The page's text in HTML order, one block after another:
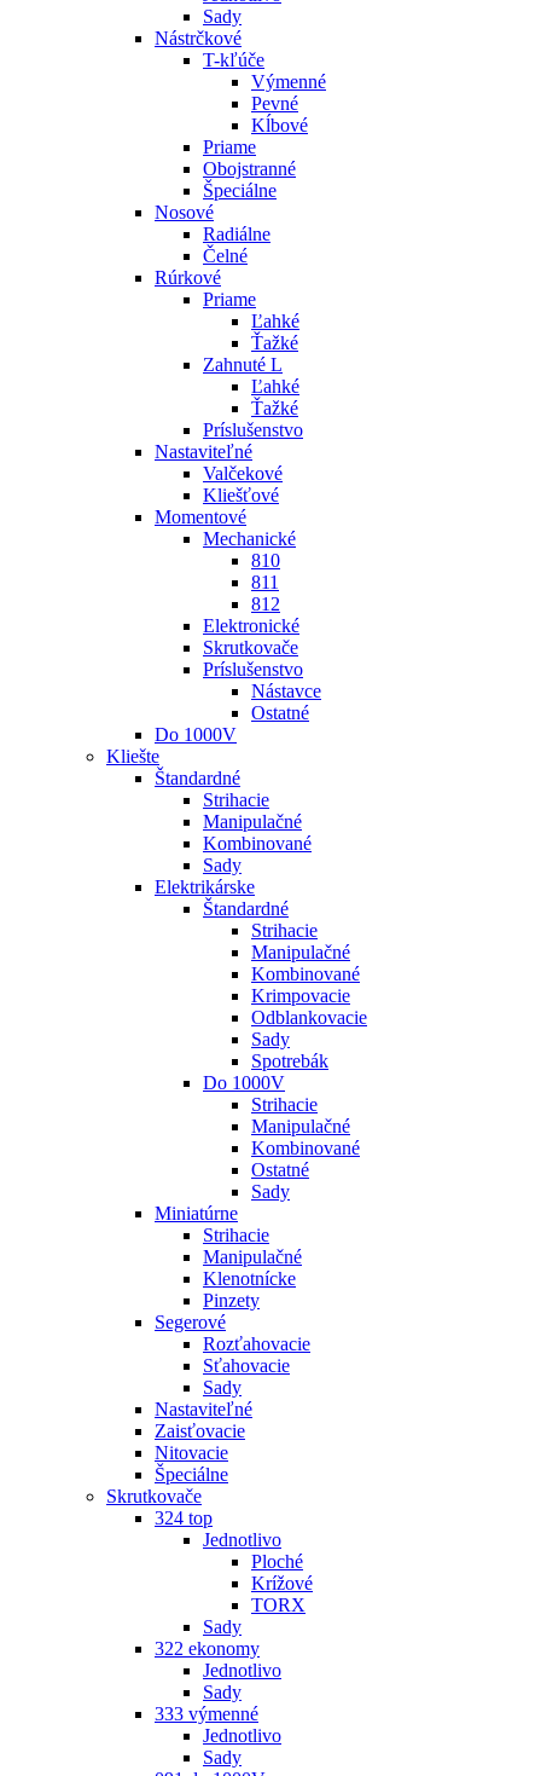
Sady
Nástrčkové
T-kľúče
Výmenné
Pevné
Kĺbové
Priame
Obojstranné
Špeciálne
Nosové
Radiálne
Čelné
Rúrkové
Priame
Ľahké
Ťažké
Zahnuté L
Ľahké
Ťažké
Príslušenstvo
Nastaviteľné
Valčekové
Kliešťové
Momentové
Mechanické
810
811
812
Elektronické
Skrutkovače
Príslušenstvo
Nástavce
Ostatné
Do 1000V
Kliešte
Štandardné
Strihacie
Manipulačné
Kombinované
Sady
Elektrikárske
Štandardné
Strihacie
Manipulačné
Kombinované
Krimpovacie
Odblankovacie
Sady
Spotrebák
Do 1000V
Strihacie
Manipulačné
Kombinované
Ostatné
Sady
Miniatúrne
Strihacie
Manipulačné
Klenotnícke
Pinzety
Segerové
Rozťahovacie
Sťahovacie
Sady
Nastaviteľné
Zaisťovacie
Nitovacie
Špeciálne
Skrutkovače
324 top
Jednotlivo
Ploché
Krížové
TORX
Sady
322 ekonomy
Jednotlivo
Sady
333 výmenné
Jednotlivo
Sady